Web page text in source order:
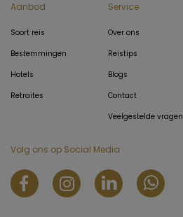
Aanbod
Soort reis
Bestemmingen
Hotels
Retraites
Service
Over ons
Reistips
Blogs
Contact
Veelgestelde vragen
Volg ons op Social Media